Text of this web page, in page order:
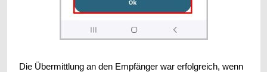
Die Übermittlung an den Empfänger war erfolgreich, wenn